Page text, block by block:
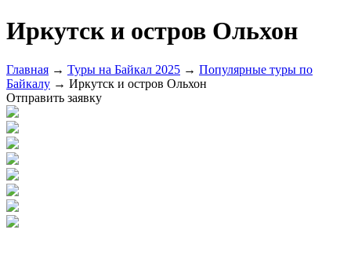
Иркутск и остров Ольхон
Главная → Туры на Байкал 2025 → Популярные туры по
Байкалу → Иркутск и остров Ольхон
Отправить заявку